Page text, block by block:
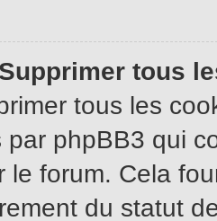
tous
tous les
par phpBB3 qui
le forum. Cela
du statut